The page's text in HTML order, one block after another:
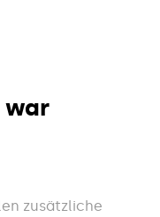
war
zusätzliche